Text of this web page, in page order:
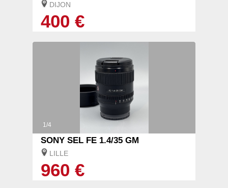
DIJON
400 €
1/4
SONY SEL FE 1.4/35 GM
LILLE
960 €